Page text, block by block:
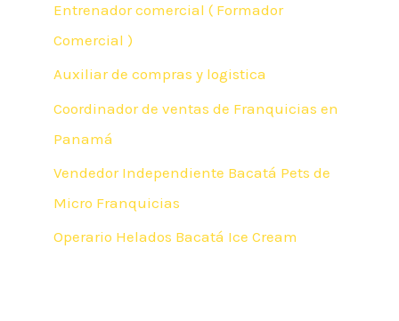
Entrenador comercial ( Formador
Comercial )
Auxiliar de compras y logistica
Coordinador de ventas de Franquicias en
Panamá
Vendedor Independiente Bacatá Pets de
Micro Franquicias
Operario Helados Bacatá Ice Cream